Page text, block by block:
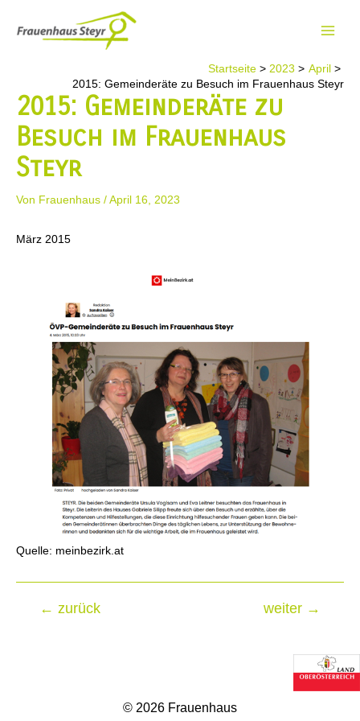
Inhalt
springen
Startseite 2023
April
2015: Gemeinderäte zu Besuch im Frauenhaus Steyr
2015: Gemeinderäte zu
Besuch im Frauenhaus
Steyr
Von Frauenhaus /April 16, 2023
März 2015
Quelle: meinbezirk.at
Beitragsnavigation
← zurück weiter →
© 2026 Frauenhaus